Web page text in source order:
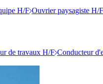
H/F Ouvrier paysagiste H/F
de travaux H/F Conducteur